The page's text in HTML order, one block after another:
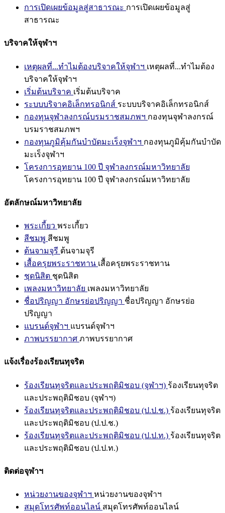
การเปิดเผยข้อมูลสู่สาธารณะ การเปิดเผยข้อมูลสู่
สาธารณะ
บริจาคให้จุฬาฯ
เหตุผลที่...ทำไมต้องบริจาคให้จุฬาฯ เหตุผลที่...ทำไมต้อง
บริจาคให้จุฬาฯ
เริ่มต้นบริจาค เริ่มต้นบริจาค
ระบบบริจาคอิเล็กทรอนิกส์ ระบบบริจาคอิเล็กทรอนิกส์
กองทุนจุฬาลงกรณ์บรมราชสมภพฯ กองทุนจุฬาลงกรณ์
บรมราชสมภพฯ
กองทุนภูมิคุ้มกันบำบัดมะเร็งจุฬาฯ กองทุนภูมิคุ้มกันบำบัด
มะเร็งจุฬาฯ
โครงการอุทยาน 100 ปี จุฬาลงกรณ์มหาวิทยาลัย
โครงการอุทยาน 100 ปี จุฬาลงกรณ์มหาวิทยาลัย
อัตลักษณ์มหาวิทยาลัย
พระเกี้ยว พระเกี้ยว
สีชมพู สีชมพู
ต้นจามจุรี ต้นจามจุรี
เสื้อครุยพระราชทาน เสื้อครุยพระราชทาน
ชุดนิสิต ชุดนิสิต
เพลงมหาวิทยาลัย เพลงมหาวิทยาลัย
ชื่อปริญญา อักษรย่อปริญญา ชื่อปริญญา อักษรย่อ
ปริญญา
แบรนด์จุฬาฯ แบรนด์จุฬาฯ
ภาพบรรยากาศ ภาพบรรยากาศ
แจ้งเรื่องร้องเรียนทุจริต
ร้องเรียนทุจริตและประพฤติมิชอบ (จุฬาฯ) ร้องเรียนทุจริต
และประพฤติมิชอบ (จุฬาฯ)
ร้องเรียนทุจริตและประพฤติมิชอบ (ป.ป.ช.) ร้องเรียนทุจริต
และประพฤติมิชอบ (ป.ป.ช.)
ร้องเรียนทุจริตและประพฤติมิชอบ (ป.ป.ท.) ร้องเรียนทุจริต
และประพฤติมิชอบ (ป.ป.ท.)
ติดต่อจุฬาฯ
หน่วยงานของจุฬาฯ หน่วยงานของจุฬาฯ
สมุดโทรศัพท์ออนไลน์ สมุดโทรศัพท์ออนไลน์